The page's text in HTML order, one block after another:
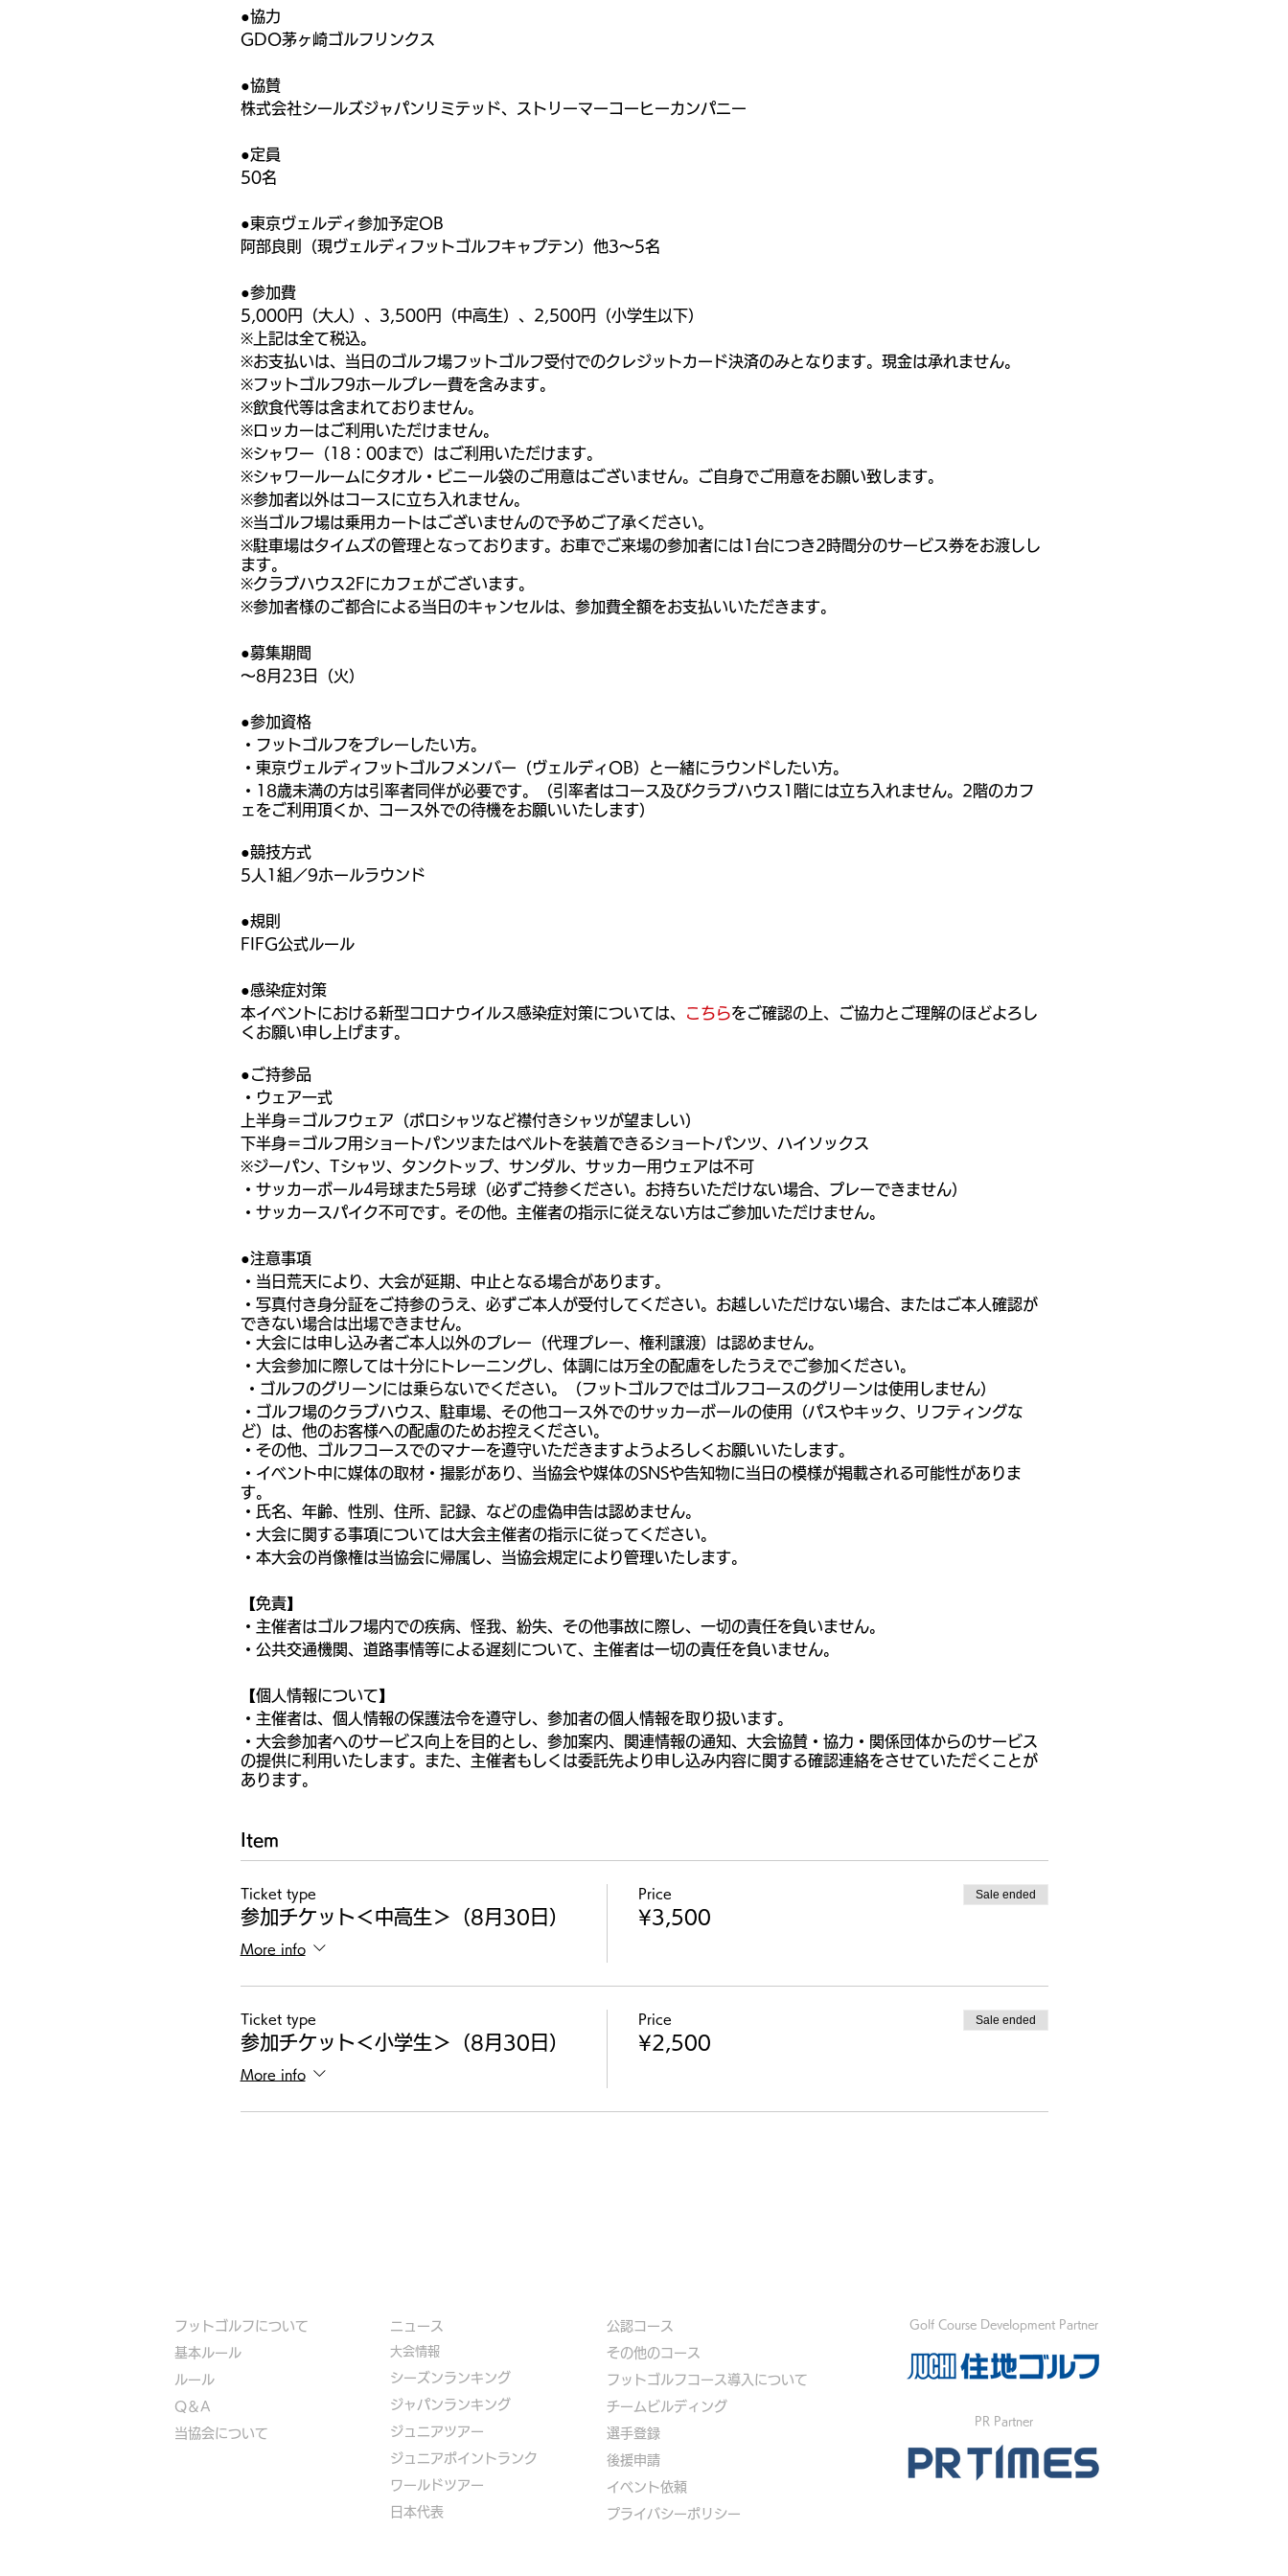
●協力
GDO茅ヶ崎ゴルフリンクス
●協賛
株式会社シールズジャパンリミテッド、ストリーマーコーヒーカンパニー
●定員
50名
●東京ヴェルディ参加予定OB
阿部良則（現ヴェルディフットゴルフキャプテン）他3～5名
●参加費
5,000円（大人）、3,500円（中高生）、2,500円（小学生以下）
※上記は全て税込。
※お支払いは、当日のゴルフ場フットゴルフ受付でのクレジットカード決済のみとなります。現金は承れません。
※フットゴルフ9ホールプレー費を含みます。
※飲食代等は含まれておりません。
※ロッカーはご利用いただけません。
※シャワー（18：00まで）はご利用いただけます。
※シャワールームにタオル・ビニール袋のご用意はございません。ご自身でご用意をお願い致します。
※参加者以外はコースに立ち入れません。
※当ゴルフ場は乗用カートはございませんので予めご了承ください。
※駐車場はタイムズの管理となっております。お車でご来場の参加者には1台につき2時間分のサービス券をお渡しし
ます。
※クラブハウス2Fにカフェがございます。
※参加者様のご都合による当日のキャンセルは、参加費全額をお支払いいただきます。
●募集期間
〜8月23日（火）
●参加資格
・フットゴルフをプレーしたい方。
・東京ヴェルディフットゴルフメンバー（ヴェルディOB）と一緒にラウンドしたい方。
・18歳未満の方は引率者同伴が必要です。（引率者はコース及びクラブハウス1階には立ち入れません。2階のカフ
ェをご利用頂くか、コース外での待機をお願いいたします）
●競技方式
5人1組／9ホールラウンド
●規則
FIFG公式ルール
●感染症対策
本イベントにおける新型コロナウイルス感染症対策については、
こちらをご確認の上、ご協力とご理解のほどよろし
くお願い申し上げます。
●ご持参品
・ウェア一式
上半身＝ゴルフウェア（ポロシャツなど襟付きシャツが望ましい）
下半身＝ゴルフ用ショートパンツまたはベルトを装着できるショートパンツ、ハイソックス
※ジーパン、Tシャツ、タンクトップ、サンダル、サッカー用ウェアは不可
・サッカーボール4号球また5号球（必ずご持参ください。お持ちいただけない場合、プレーできません）
・サッカースパイク不可です。その他。主催者の指示に従えない方はご参加いただけません。
●注意事項
・当日荒天により、大会が延期、中止となる場合があります。
・写真付き身分証をご持参のうえ、必ずご本人が受付してください。お越しいただけない場合、またはご本人確認が
できない場合は出場できません。
・大会には申し込み者ご本人以外のプレー（代理プレー、権利譲渡）は認めません。
・大会参加に際しては十分にトレーニングし、体調には万全の配慮をしたうえでご参加ください。
・ゴルフのグリーンには乗らないでください。（フットゴルフではゴルフコースのグリーンは使用しません）
・ゴルフ場のクラブハウス、駐車場、その他コース外でのサッカーボールの使用（パスやキック、リフティングな
ど）は、他のお客様への配慮のためお控えください。
・その他、ゴルフコースでのマナーを遵守いただきますようよろしくお願いいたします。
・イベント中に媒体の取材・撮影があり、当協会や媒体のSNSや告知物に当日の模様が掲載される可能性がありま
す。
・氏名、年齢、性別、住所、記録、などの虚偽申告は認めません。
・大会に関する事項については大会主催者の指示に従ってください。
・本大会の肖像権は当協会に帰属し、当協会規定により管理いたします。
【免責】
・主催者はゴルフ場内での疾病、怪我、紛失、その他事故に際し、一切の責任を負いません。
・公共交通機関、道路事情等による遅刻について、主催者は一切の責任を負いません。
【個人情報について】
・主催者は、個人情報の保護法令を遵守し、参加者の個人情報を取り扱います。
・大会参加者へのサービス向上を目的とし、参加案内、関連情報の通知、大会協賛・協力・関係団体からのサービス
の提供に利用いたします。また、主催者もしくは委託先より申し込み内容に関する確認連絡をさせていただくことが
あります。
Item
Ticket type
参加チケット＜中高生＞（8月30日）
More info
Price
¥3,500
Sale ended
Ticket type
参加チケット＜小学生＞（8月30日）
More info
Price
¥2,500
Sale ended
フットゴルフについて
基本ルール
ルール
Q＆A
​当協会について
​ニュース
大会情報
シーズンランキング
ジャパンランキング
ジュニアツアー
ジュニアポイントランク
​ワールドツアー
​​日本代表
公認コース
​その他のコース
​ フットゴルフコース導入について
​チームビルディング
選手登録​
​後援申請
​イベント依頼
プライバシーポリシー
Golf Course Development Partner
PR Partner